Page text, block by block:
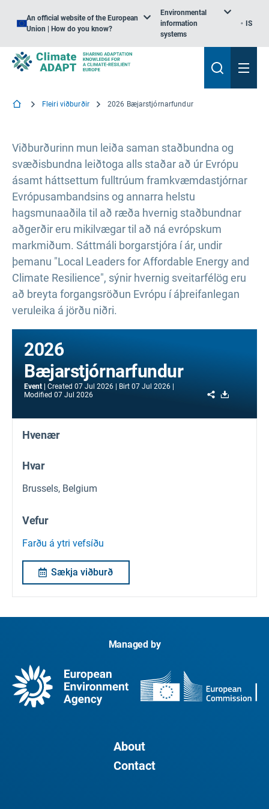
An official website of the European
Union | How do you know?
Environmental
information
systems
IS
Fleiri viðburðir 2026 Bæjarstjórnarfundur
Viðburðurinn mun leiða saman staðbundna og
svæðisbundna leiðtoga alls staðar að úr Evrópu
ásamt háttsettum fulltrúum framkvæmdastjórnar
Evrópusambandsins og annarra helstu
hagsmunaaðila til að ræða hvernig staðbundnar
aðgerðir eru mikilvægar til að ná evrópskum
markmiðum. Sáttmáli borgarstjóra í ár, undir
þemanu "Local Leaders for Affordable Energy and
Climate Resilience", sýnir hvernig sveitarfélög eru
að breyta forgangsröðun Evrópu í áþreifanlegan
veruleika á jörðu niðri.
2026
Bæjarstjórnarfundur
Event Created 07 Jul 2026 Birt 07 Jul 2026
Modified 07 Jul 2026 Share
Hvenær
Hvar
Brussels, Belgium
Vefur
Farðu á ytri vefsíðu
Sækja viðburð
Managed by
About
Contact